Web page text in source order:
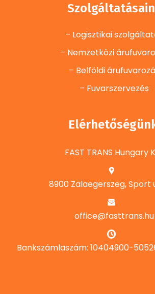
– Logisztikai
– Nemzetközi
– Belföldi
– Fuvarszervezés
FAST TRANS Hungary
8900 Zalaegerszeg, Sport
office@fasttrans.hu
Bankszámlaszám: 10404900-